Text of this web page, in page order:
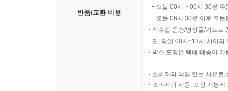
반품/교환 비용
오늘 00시 ~ 06시 30분
오늘 06시 30분 이후 주
직수입 음반/영상물/기프트
단, 당일 00시~13시 사이의
박스 포장은 택배 배송이
소비자의 책임 있는 사유로
소비자의 사용, 포장 개봉